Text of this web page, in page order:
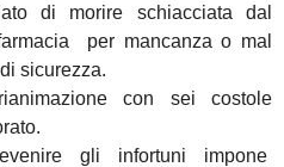
di morire schiacciata dal
per mancanza o mal
sicurezza.
con sei costole
gli infortuni impone